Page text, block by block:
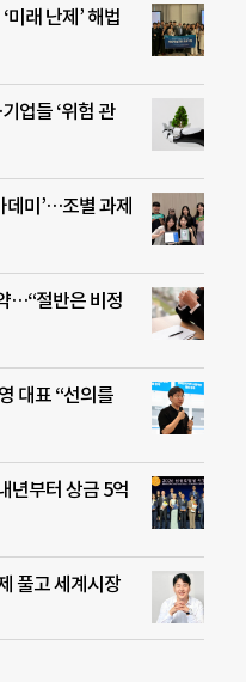
래 난제’ 해법
업들 ‘위험 관
데미’…조별 과제
…“절반은 비정
대표 “선의를
년부터 상금 5억
풀고 세계시장